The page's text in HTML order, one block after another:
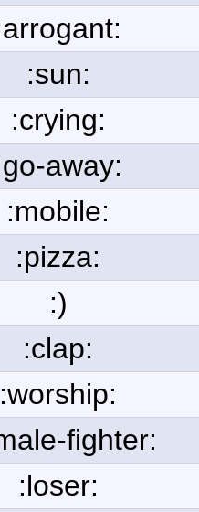
:sun:
:crying:
away:
:mobile:
:pizza:
:)
:clap:
:worship:
fighter:
:loser: